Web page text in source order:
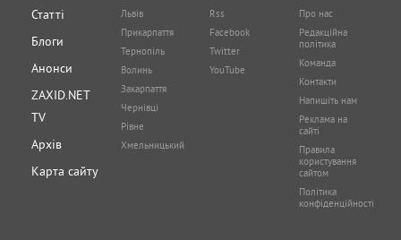
Статті
Блоги
Анонси
ZAXID.NET
TV
Архів
Карта сайту
Львів
Прикарпаття
Тернопіль
Волинь
Закарпаття
Чернівці
Рівне
Хмельницький
Rss
Facebook
Twitter
YouTube
Про нас
Редакційна
політика
Команда
Контакти
Напишіть нам
Реклама на
сайті
Правила
користування
сайтом
Політика
конфіденційності